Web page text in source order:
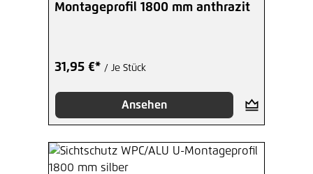
Montageprofil 1800 mm anthrazit
31,95 €* / Je Stück
Ansehen